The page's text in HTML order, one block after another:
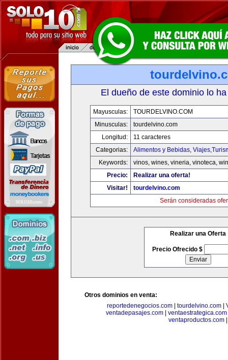
El dueño de este dominio lo
Mayusculas:
TOURDELVINO.COM
Minusculas:
tourdelvino.com
Longitud:
11 caracteres
Categorias:
Alimentos y Bebidas,
Keywords:
vinos, wines, vineria, vinoteca,
Precio:
Realizar una oferta!
Visitar!
tourdelvino.com
Serán consideradas
Realizar una Oferta
Precio Ofrecido $
Otros dominios en venta:
reportedenegocios.com| tourdelvino.com|
ventadepasajes.com
ventaestrategica.com
ventaproductos.com